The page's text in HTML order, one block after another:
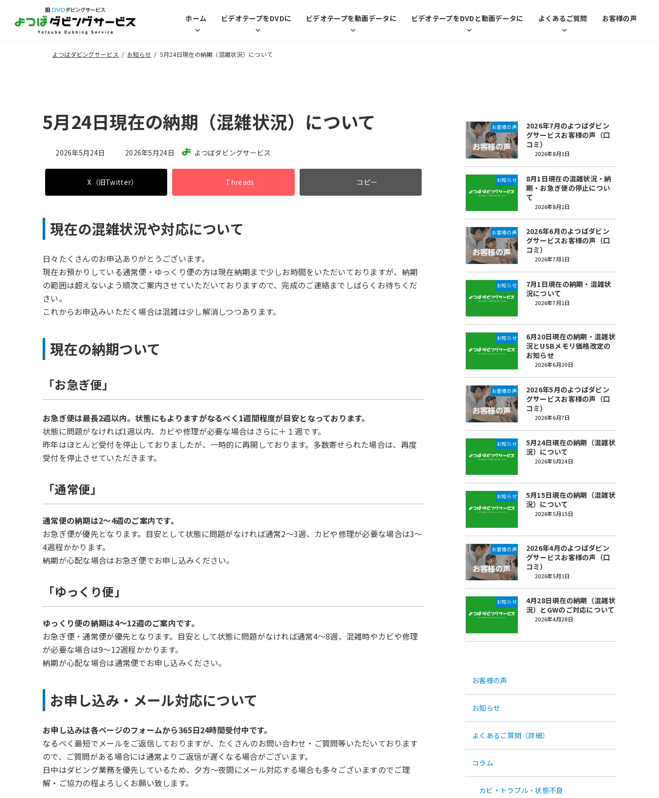
ホーム ビデオテープをDVDに ビデオテープを動画データに ビデオテープをDVDと動画データに よくあるご質問 お客様の声
よつばダビングサービス お知らせ 5月24日現在の納期（混雑状況）について
5月24日現在の納期（混雑状況）について
2026年5月24日
最
新
:
2026年5月24日 よつばダビングサービス
X（旧Twitter） Threads コピー
現在の混雑状況や対応について
日々たくさんのお申込ありがとうございます。
現在お預かりしている通常便・ゆっくり便の方は現在納期まで少しお時間をいただいておりますが、納期
の範囲は超えないよう順次ご案内させていただいておりますので、完成のご連絡までしばらくお待ちくだ
さい。
これからお申込みいただく場合は混雑は少し解消しつつあります。
現在の納期ついて
「お急ぎ便」
お急ぎ便は最長2週以内。状態にもよりますがなるべく1週間程度が目安となっております。
状態に問題がなければ1週以内、カビや修理が必要な場合はさらに＋１週です。
昨年はほとんど受付を停止しておりましたが、一時的に再開しております。多数寄せられた場合は、再度
受付を停止させていただきます。
「通常便」
通常便の納期は2～4週のご案内です。
お急ぎ便が優先となります。目安として状態に問題がなければ通常2～3週、カビや修理が必要な場合は3～
4週程かかります。
納期が心配な場合はお急ぎ便でお申し込みください。
「ゆっくり便」
ゆっくり便の納期は4～12週のご案内です。
お急ぎ便・通常便が優先となります。目安として状態に問題がなければ通常4～8週、混雑時やカビや修理
が必要な場合は9～12週程かかります。
納期が心配な場合は通常便でお申し込みください。
お申し込み・メール対応について
お申し込みは各ページのフォームから365日24時間受付中です。
なるべく最短でメールをご返信しておりますが、たくさんのお問い合わせ・ご質問等いただいております
ので、ご質問がある場合には通常よりご返信が遅くなる場合がございます。
日中はダビング業務を優先しているため、夕方～夜間にメール対応する場合も多々ございますのでご理
解・ご協力の程よろしくお願い致します。
お客様の声
2026年7月のよつばダビン
グサービスお客様の声（口
コミ）
2026年8月1日
お知らせ
8月1日現在の混雑状況・納
期・お急ぎ便の停止につい
て
2026年8月1日
お客様の声
2026年6月のよつばダビン
グサービスお客様の声（口
コミ）
2026年7月1日
お知らせ
7月1日現在の納期・混雑状
況について
2026年7月1日
お知らせ
6月20日現在の納期・混雑状
況とUSBメモリ価格改定の
お知らせ
2026年6月20日
お客様の声
2026年5月のよつばダビン
グサービスお客様の声（口
コミ）
2026年6月7日
お知らせ
5月24日現在の納期（混雑状
況）について
2026年5月24日
お知らせ
5月15日現在の納期（混雑状
況）について
2026年5月15日
お客様の声
2026年4月のよつばダビン
グサービスお客様の声（口
コミ）
2026年5月1日
お知らせ
4月28日現在の納期（混雑状
況）とGWのご対応について
2026年4月28日
お客様の声
お知らせ
よくあるご質問（詳細）
コラム
カビ・トラブル・状態不良